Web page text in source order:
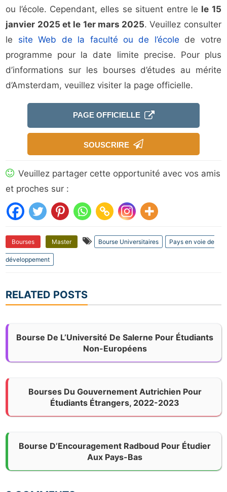
ou l’école. Cependant, elles se situent entre le le 15
janvier 2025 et le 1er mars 2025. Veuillez consulter
le site Web de la faculté ou de l’école de votre
programme pour la date limite precise. Pour plus
d’informations sur les bourses d’études au mérite
d’Amsterdam, veuillez visiter la page officielle.
PAGE OFFICIELLE
SOUSCRIRE
Veuillez partager cette opportunité avec vos amis
et proches sur :
Bourses Master Bourse Universitaires Pays en voie de
développement
RELATED POSTS
Bourse De L’Université De Salerne Pour Étudiants
Non-Européens
Bourses Du Gouvernement Autrichien Pour
Étudiants Étrangers, 2022-2023
Bourse D’Encouragement Radboud Pour Étudier
Aux Pays-Bas